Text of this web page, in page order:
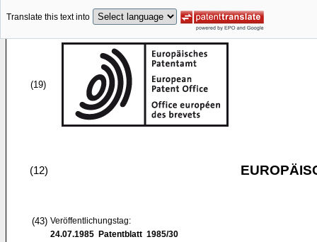
Translate this text into
(19)
(12)
(43) Veröffentlichungstag:
24.07.1985 Patentblatt 1985/30